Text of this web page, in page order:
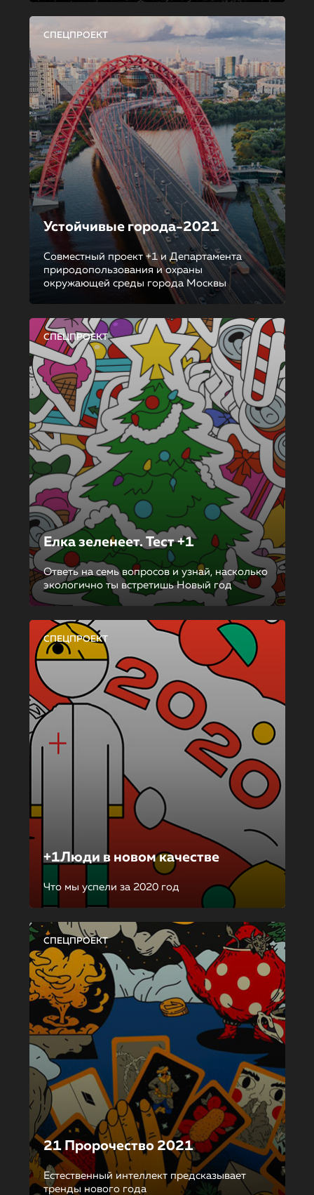
СПЕЦПРОЕКТ
Устойчивые города-2021
Совместный проект +1 и Департамента
природопользования и охраны
окружающей среды города Москвы
СПЕЦПРОЕКТ
Елка зеленеет. Тест +1
Ответь на семь вопросов и узнай, насколько
экологично ты встретишь Новый год
СПЕЦПРОЕКТ
+1Люди в новом качестве
Что мы успели за 2020 год
СПЕЦПРОЕКТ
21 Пророчество 2021
Естественный интеллект предсказывает
тренды нового года